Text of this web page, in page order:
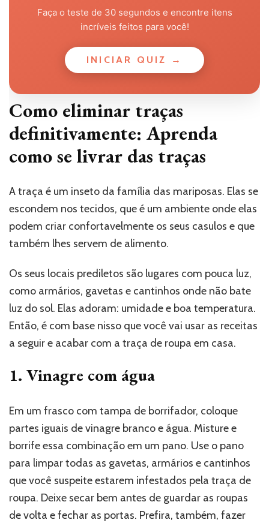
Faça o teste de 30 segundos e encontre itens
incríveis feitos para você!
INICIAR QUIZ →
Como eliminar traças
definitivamente: Aprenda
como se livrar das traças
A traça é um inseto da família das mariposas. Elas se
escondem nos tecidos, que é um ambiente onde elas
podem criar confortavelmente os seus casulos e que
também lhes servem de alimento.
Os seus locais prediletos são lugares com pouca luz,
como armários, gavetas e cantinhos onde não bate
luz do sol. Elas adoram: umidade e boa temperatura.
Então, é com base nisso que você vai usar as receitas
a seguir e acabar com a traça de roupa em casa.
1. Vinagre com água
Em um frasco com tampa de borrifador, coloque
partes iguais de vinagre branco e água. Misture e
borrife essa combinação em um pano. Use o pano
para limpar todas as gavetas, armários e cantinhos
que você suspeite estarem infestados pela traça de
roupa. Deixe secar bem antes de guardar as roupas
de volta e fechar as portas. Prefira, também, fazer